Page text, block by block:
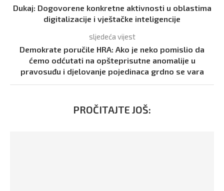
Dukaj: Dogovorene konkretne aktivnosti u oblastima
digitalizacije i vještačke inteligencije
sljedeća vijest
Demokrate poručile HRA: Ako je neko pomislio da
ćemo odćutati na opšteprisutne anomalije u
pravosuđu i djelovanje pojedinaca grdno se vara
PROČITAJTE JOŠ: